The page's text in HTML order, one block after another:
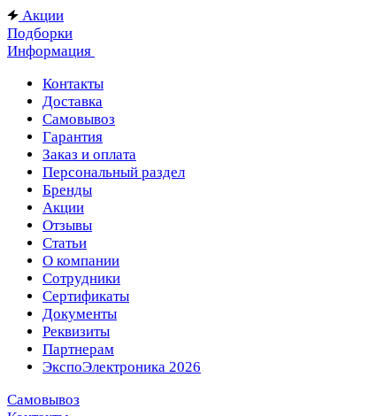
Акции
Подборки
Информация
Контакты
Доставка
Самовывоз
Гарантия
Заказ и оплата
Персональный раздел
Бренды
Акции
Отзывы
Статьи
О компании
Сотрудники
Сертификаты
Документы
Реквизиты
Партнерам
ЭкспоЭлектроника 2026
Самовывоз